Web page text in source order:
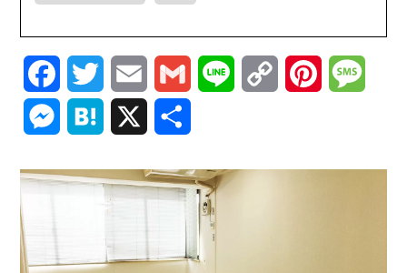
FacebookTwitterEmail Gmail Line
Copy
Link
Pinterest
Messenger
Hatena